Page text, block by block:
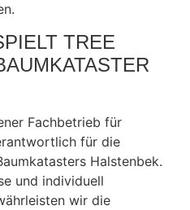
TREE
Fachbetrieb für
für die
Halstenbek.
und individuell
wir die